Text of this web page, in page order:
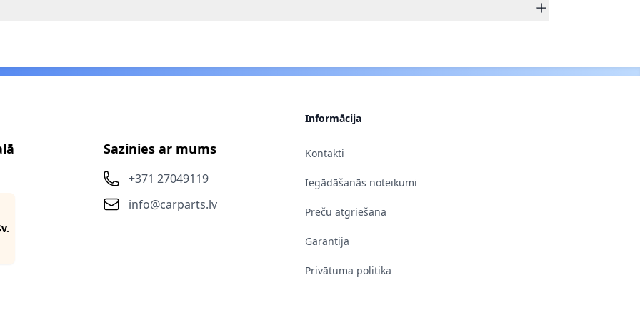
Sazinies ar mums
+371 27049119
info@carparts.lv
Informācija
Kontakti
Iegādāšanās noteikumi
Preču atgriešana
Garantija
Privātuma politika